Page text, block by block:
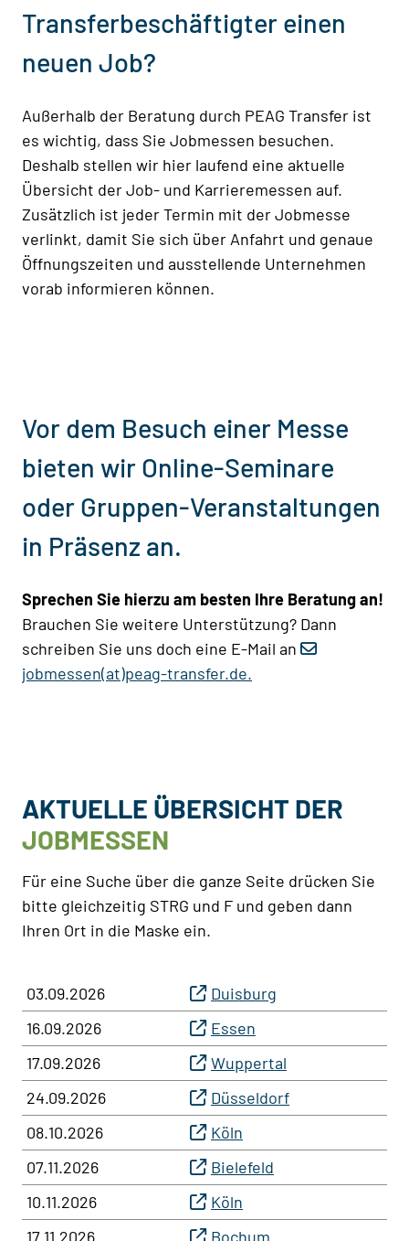
Transferbeschäftigter einen
neuen Job?
Außerhalb der Beratung durch PEAG Transfer ist
es wichtig, dass Sie Jobmessen besuchen.
Deshalb stellen wir hier laufend eine aktuelle
Übersicht der Job- und Karrieremessen auf.
Zusätzlich ist jeder Termin mit der Jobmesse
verlinkt, damit Sie sich über Anfahrt und genaue
Öffnungszeiten und ausstellende Unternehmen
vorab informieren können.
Vor dem Besuch einer Messe
bieten wir Online-Seminare
oder Gruppen-Veranstaltungen
in Präsenz an.
Sprechen Sie hierzu am besten Ihre Beratung an!
Brauchen Sie weitere Unterstützung? Dann
schreiben Sie uns doch eine E-Mail an
jobmessen(at)peag-transfer.de.
AKTUELLE ÜBERSICHT DER
JOBMESSEN
Für eine Suche über die ganze Seite drücken Sie
bitte gleichzeitig STRG und F und geben dann
Ihren Ort in die Maske ein.
03.09.2026
Duisburg
16.09.2026
Essen
17.09.2026
Wuppertal
24.09.2026
Düsseldorf
08.10.2026
Köln
07.11.2026
Bielefeld
10.11.2026
Köln
17.11.2026
Bochum